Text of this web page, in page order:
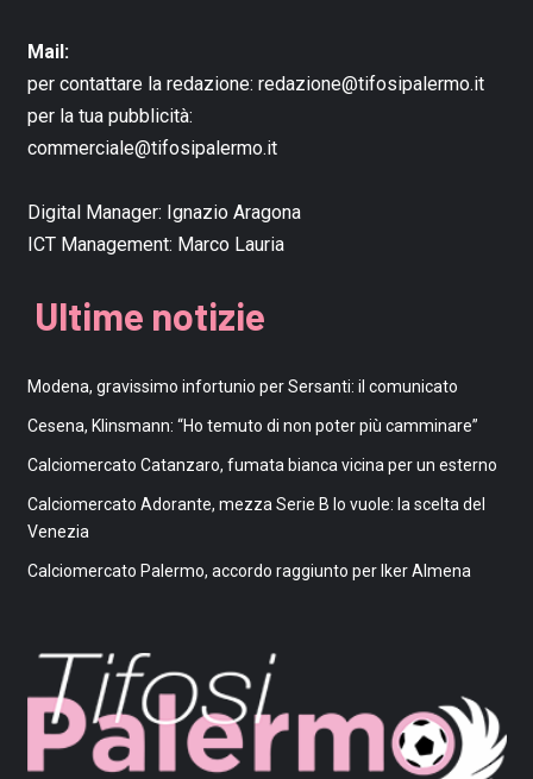
Mail:
per contattare la redazione: redazione@tifosipalermo.it
per la tua pubblicità:
commerciale@tifosipalermo.it
Digital Manager: Ignazio Aragona
ICT Management: Marco Lauria
Ultime notizie
Modena, gravissimo infortunio per Sersanti: il comunicato
Cesena, Klinsmann: “Ho temuto di non poter più camminare”
Calciomercato Catanzaro, fumata bianca vicina per un esterno
Calciomercato Adorante, mezza Serie B lo vuole: la scelta del
Venezia
Calciomercato Palermo, accordo raggiunto per Iker Almena